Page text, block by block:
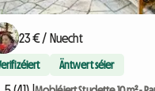
23 € / Nuecht
Äntwert séier